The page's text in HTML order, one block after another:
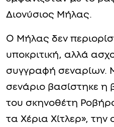
Διονύσιος Μήλας.
Ο Μήλας δεν
υποκριτική, αλλά
συγγραφή σεναρίων.
σενάριο βασίστηκε η
του σκηνοθέτη
τα Χέρια Χίτλερ»,